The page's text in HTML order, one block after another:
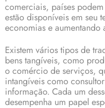
comerciais, países
estão disponíveis em seu
economias e
Existem vários tipos de
bens tangíveis, como
o comércio de serviços,
intangíveis como
informação. Cada um
desempenha um papel